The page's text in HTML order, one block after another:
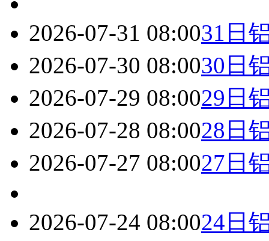
2026-07-31 08:0031日
2026-07-30 08:0030日
2026-07-29 08:0029日
2026-07-28 08:0028日
2026-07-27 08:0027日
2026-07-24 08:0024日